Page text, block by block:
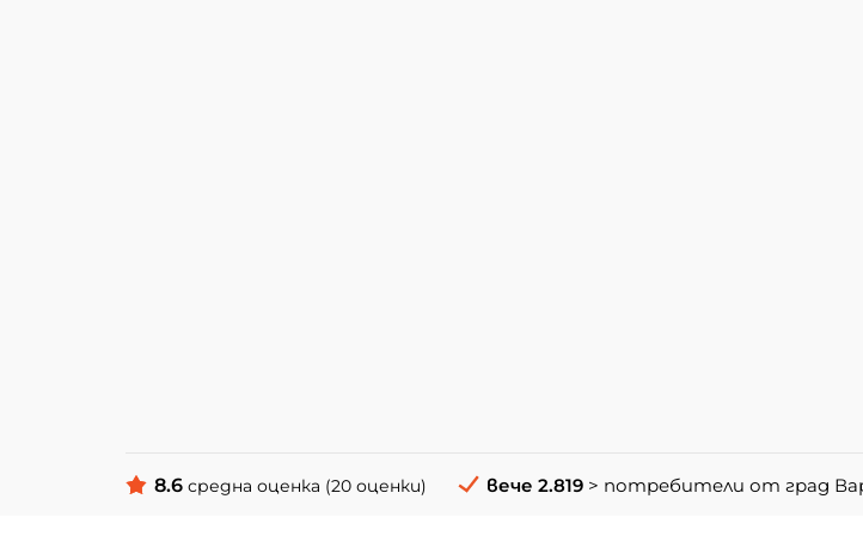
8.6 средна оценка (20 оценки) вече 2.819 > потребители от град